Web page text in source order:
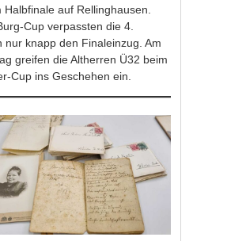
Halbfinale auf Rellinghausen.
Cup verpassten die 4.
nur knapp den Finaleinzug. Am
greifen die Altherren Ü32 beim
Cup ins Geschehen ein.